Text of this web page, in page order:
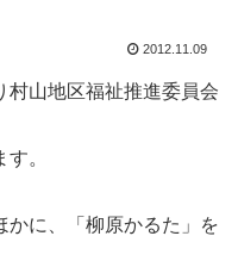
2012.11.09
村山地区福祉推進委員会
。
かに、「柳原かるた」を